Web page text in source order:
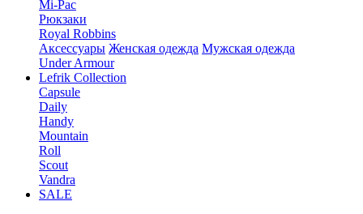
Mi-Pac
Рюкзаки
Royal Robbins
Аксессуары Женская одежда Мужская одежда
Under Armour
Lefrik Collection
Capsule
Daily
Handy
Mountain
Roll
Scout
Vandra
SALE